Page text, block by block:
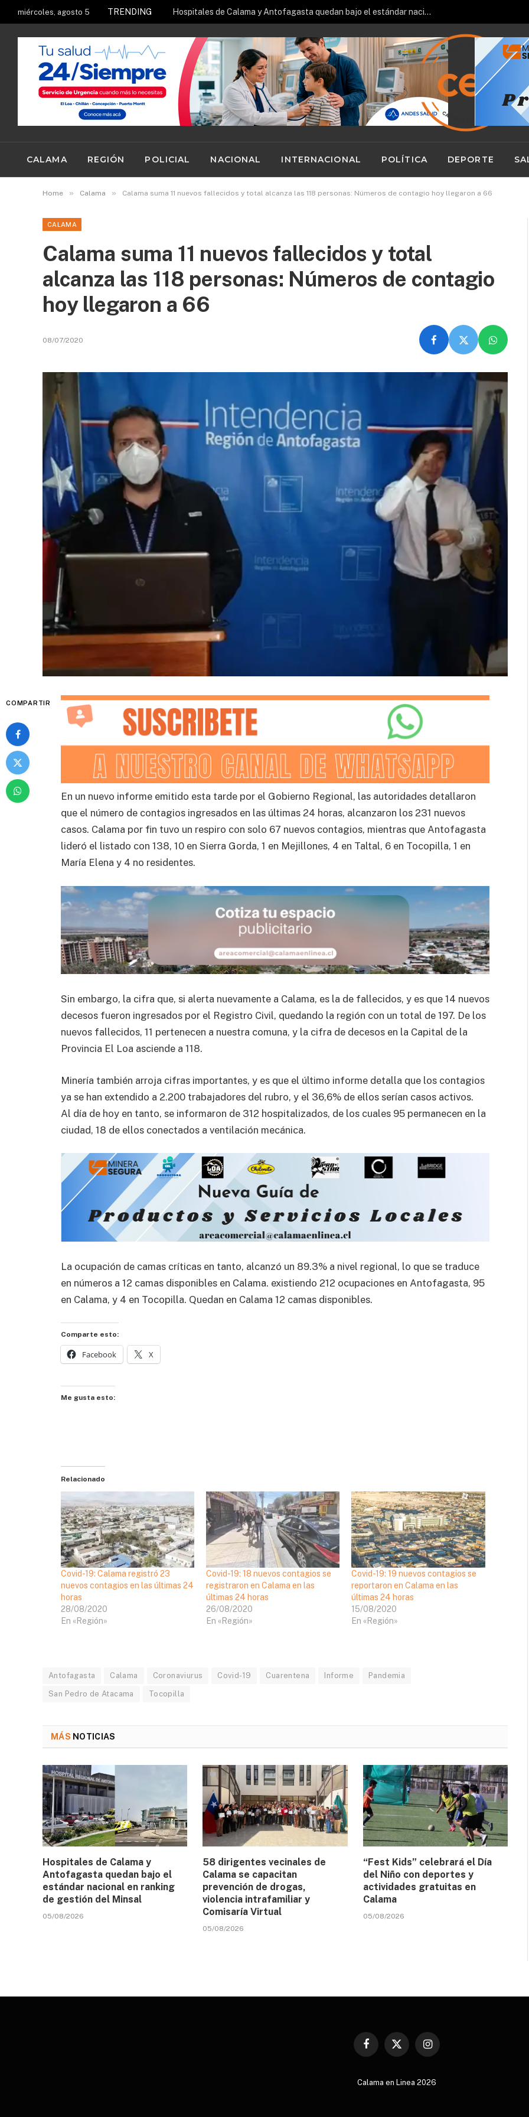
miércoles, agosto 5 TRENDING Hospitales de Calama y Antofagasta quedan bajo el estándar nacional en ranking de gestión del Minsal
CALAMA REGIÓN POLICIAL NACIONAL INTERNACIONAL POLÍTICA DEPORTE
Home » Calama » Calama suma 11 nuevos fallecidos y total alcanza las 118 personas: Números de contagio hoy llegaron a 66
CALAMA
Calama suma 11 nuevos fallecidos y total
alcanza las 118 personas: Números de contagio
hoy llegaron a 66
08/07/2020
COMPARTIR
En un nuevo informe emitido esta tarde por el Gobierno Regional, las autoridades detallaron
que el número de contagios ingresados en las últimas 24 horas, alcanzaron los 231 nuevos
casos. Calama por fin tuvo un respiro con solo 67 nuevos contagios, mientras que Antofagasta
lideró el listado con 138, 10 en Sierra Gorda, 1 en Mejillones, 4 en Taltal, 6 en Tocopilla, 1 en
María Elena y 4 no residentes.
Sin embargo, la cifra que, si alerta nuevamente a Calama, es la de fallecidos, y es que 14 nuevos
decesos fueron ingresados por el Registro Civil, quedando la región con un total de 197. De los
nuevos fallecidos, 11 pertenecen a nuestra comuna, y la cifra de decesos en la Capital de la
Provincia El Loa asciende a 118.
Minería también arroja cifras importantes, y es que el último informe detalla que los contagios
ya se han extendido a 2.200 trabajadores del rubro, y el 36,6% de ellos serían casos activos.
Al día de hoy en tanto, se informaron de 312 hospitalizados, de los cuales 95 permanecen en la
ciudad, 18 de ellos conectados a ventilación mecánica.
La ocupación de camas críticas en tanto, alcanzó un 89.3% a nivel regional, lo que se traduce
en números a 12 camas disponibles en Calama. existiendo 212 ocupaciones en Antofagasta, 95
en Calama, y 4 en Tocopilla. Quedan en Calama 12 camas disponibles.
Comparte esto:
Facebook X
Me gusta esto:
Relacionado
Covid-19: Calama registró 23
nuevos contagios en las últimas 24
horas
28/08/2020
En «Región»
Covid-19: 18 nuevos contagios se
registraron en Calama en las
últimas 24 horas
26/08/2020
En «Región»
Covid-19: 19 nuevos contagios se
reportaron en Calama en las
últimas 24 horas
15/08/2020
En «Región»
Antofagasta Calama Coronaviurus Covid-19 Cuarentena Informe Pandemia
San Pedro de Atacama Tocopilla
MÁS NOTICIAS
Hospitales de Calama y
Antofagasta quedan bajo el
estándar nacional en ranking
de gestión del Minsal
05/08/2026
58 dirigentes vecinales de
Calama se capacitan
prevención de drogas,
violencia intrafamiliar y
Comisaría Virtual
05/08/2026
“Fest Kids” celebrará el Día
del Niño con deportes y
actividades gratuitas en
Calama
05/08/2026
Facebook
X
Instagram
Calama en Linea 2026